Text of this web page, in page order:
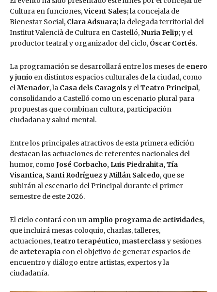
Cultura en funciones,Vicent Sales; la concejala de
Bienestar Social, Clara Adsuara; la delegada territorial del
Institut Valencià de Cultura en Castelló,Nuria Felip; y el
productor teatral y organizador del ciclo, Óscar Cortés.
La programación se desarrollará entre los meses de enero
y junio en distintos espacios culturales de la ciudad, como
el Menador, la Casa dels Caragolsy el Teatro Principal,
consolidando a Castelló como un escenario plural para
propuestas que combinan cultura, participación
ciudadana y salud mental.
Entre los principales atractivos de esta primera edición
destacan las actuaciones de referentes nacionales del
humor, como José Corbacho, Luis Piedrahita, Tía
Visantica, Santi Rodríguez y Millán Salcedo, que se
subirán al escenario del Principal durante el primer
semestre de este 2026.
El ciclo contará con un amplio programa de actividades,
que incluirá mesas coloquio, charlas, talleres,
actuaciones,teatro terapéutico, masterclassy sesiones
de arteterapia con el objetivo de generar espacios de
encuentro y diálogo entre artistas, expertos y la
ciudadanía.